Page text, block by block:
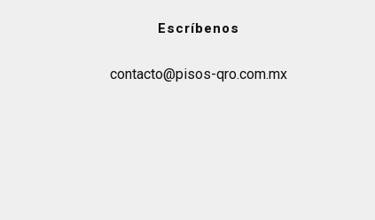
Escríbenos
contacto@pisos-qro.com.mx